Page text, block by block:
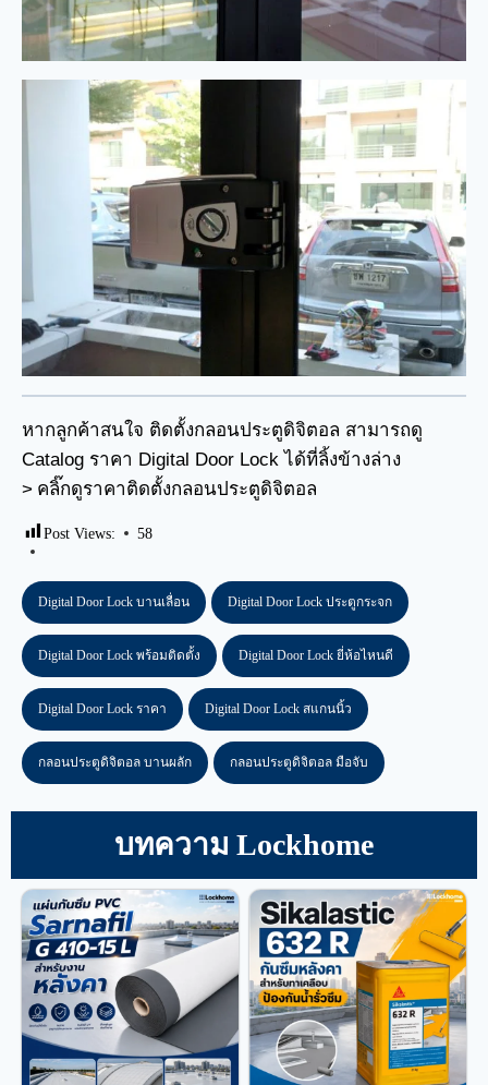
หากลูกค้าสนใจ ติดตั้งกลอนประตูดิจิตอล สามารถดู
Catalog ราคา Digital Door Lock ได้ที่ลิ้งข้างล่าง
> คลิ๊กดูราคาติดตั้งกลอนประตูดิจิตอล
Post Views: 58
Digital Door Lock บานเลื่อน Digital Door Lock ประตูกระจก
Digital Door Lock พร้อมติดตั้ง Digital Door Lock ยี่ห้อไหนดี
Digital Door Lock ราคา Digital Door Lock สแกนนิ้ว
กลอนประตูดิจิตอล บานผลัก กลอนประตูดิจิตอล มือจับ
บทความ Lockhome